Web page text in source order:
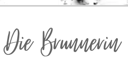
Die Brunnerin